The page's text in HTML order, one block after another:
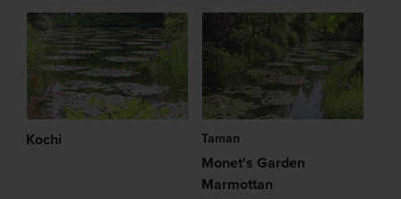
Kochi Taman
Monet's Garden
Marmottan